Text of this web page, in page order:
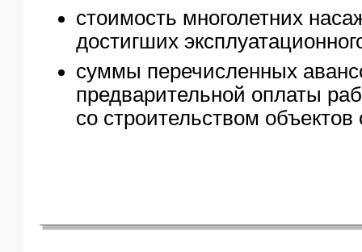
стоимость многолетних
достигших
суммы перечисленных
предварительной оплаты
со строительством